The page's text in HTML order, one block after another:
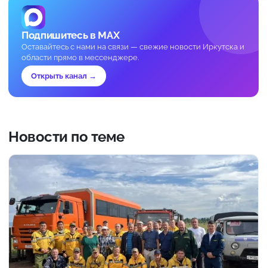
Подпишитесь в MAX
Оставайтесь с нами на связи — свежие новости Иркутска и
области прямо в мессенджере.
Открыть канал →
Новости по теме